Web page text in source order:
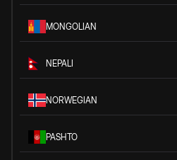
MONGOLIAN
NEPALI
NORWEGIAN
PASHTO